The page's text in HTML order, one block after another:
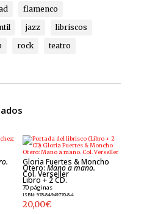
flamenco
jazz
libriscos
rock teatro
Gloria Fuertes & Moncho
Otero:Mano a mano.
Col. Verseller
Libro + 2 CD.
70 páginas
ISBN: 978-84-949770-8-4
20,00€